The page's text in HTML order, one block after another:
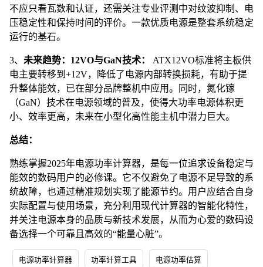
不应只看瓦数和认证，还需关注专业评测中对纹波抑制、电
压稳定性和保持时间的评价。一款优质电源是整套系统稳定
运行的基石。
3、 未来趋势：12VO与GaN技术：
ATX12VO标准将主板供
电主要转移到+12V，降低了电源内部转换损耗，有助于提
升整体能效，已在部分品牌整机中应用。同时，氮化镓
（GaN）技术在电源领域的普及，使得大功率电源体积更
小、效率更高，未来在小型化高性能主机中潜力巨大。
总结：
熟练掌握2025年电源功率计算器，是每一位追求设备稳定与
能效的数码用户的必修课。它不仅避免了电源不足导致的系
统故障，也通过精准规划实现了能源节约。用户应结合自身
实际配置与使用场景，充分利用现代计算器的智能化特性，
并关注电源本身的品质与新技术发展，从而为心爱的数码设
备选择一个可靠且高效的“能量心脏”。
电源功率计算器 功率计算工具 电源功率估算